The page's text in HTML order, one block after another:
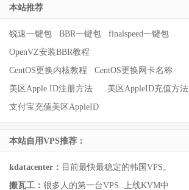
本站推荐
锐速一键包 BBR一键包
finalspeed一键包
OpenVZ安装BBR教程
CentOS更换内核教程
CentOS更换网卡名称
美区Apple ID注册方法
美区AppleID充值方法
支付宝充值美区AppleID
本站自用VPS推荐：
kdatacenter： 目前最快最稳定的韩国VPS。
搬瓦工： 很多人的第一台VPS..上线KVM中